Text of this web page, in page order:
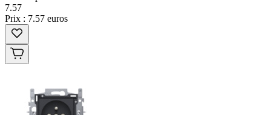
7.57
Prix : 7.57 euros